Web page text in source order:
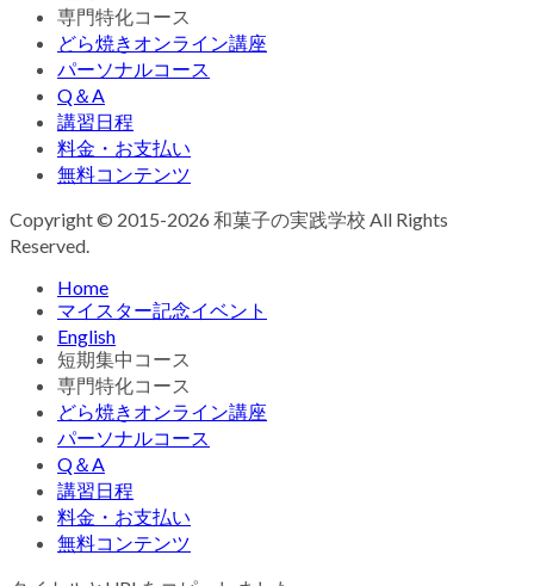
専門特化コース
どら焼きオンライン講座
パーソナルコース
Q＆A
講習日程
料金・お支払い
無料コンテンツ
Copyright © 2015-2026 和菓子の実践学校 All Rights
Reserved.
Home
マイスター記念イベント
English
短期集中コース
専門特化コース
どら焼きオンライン講座
パーソナルコース
Q＆A
講習日程
料金・お支払い
無料コンテンツ